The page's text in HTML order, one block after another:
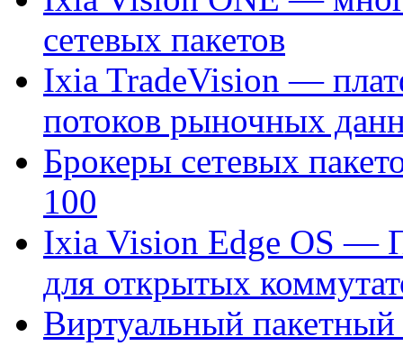
сетевых пакетов
Ixia TradeVision —
потоков рыночных
Брокеры сетевых
100
Ixia Vision Edge OS —
для открытых
Виртуальный